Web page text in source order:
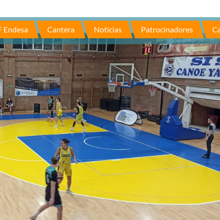
Endesa Cantera Noticias Patrocinadores